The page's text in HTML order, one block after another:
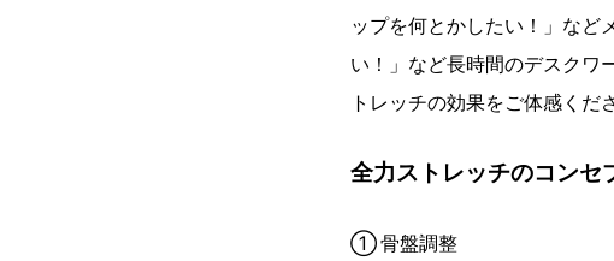
ップを何とかしたい！」など
い！」など長時間のデスクワ
トレッチの効果をご体感くだ
全力ストレッチのコンセ
① 骨盤調整